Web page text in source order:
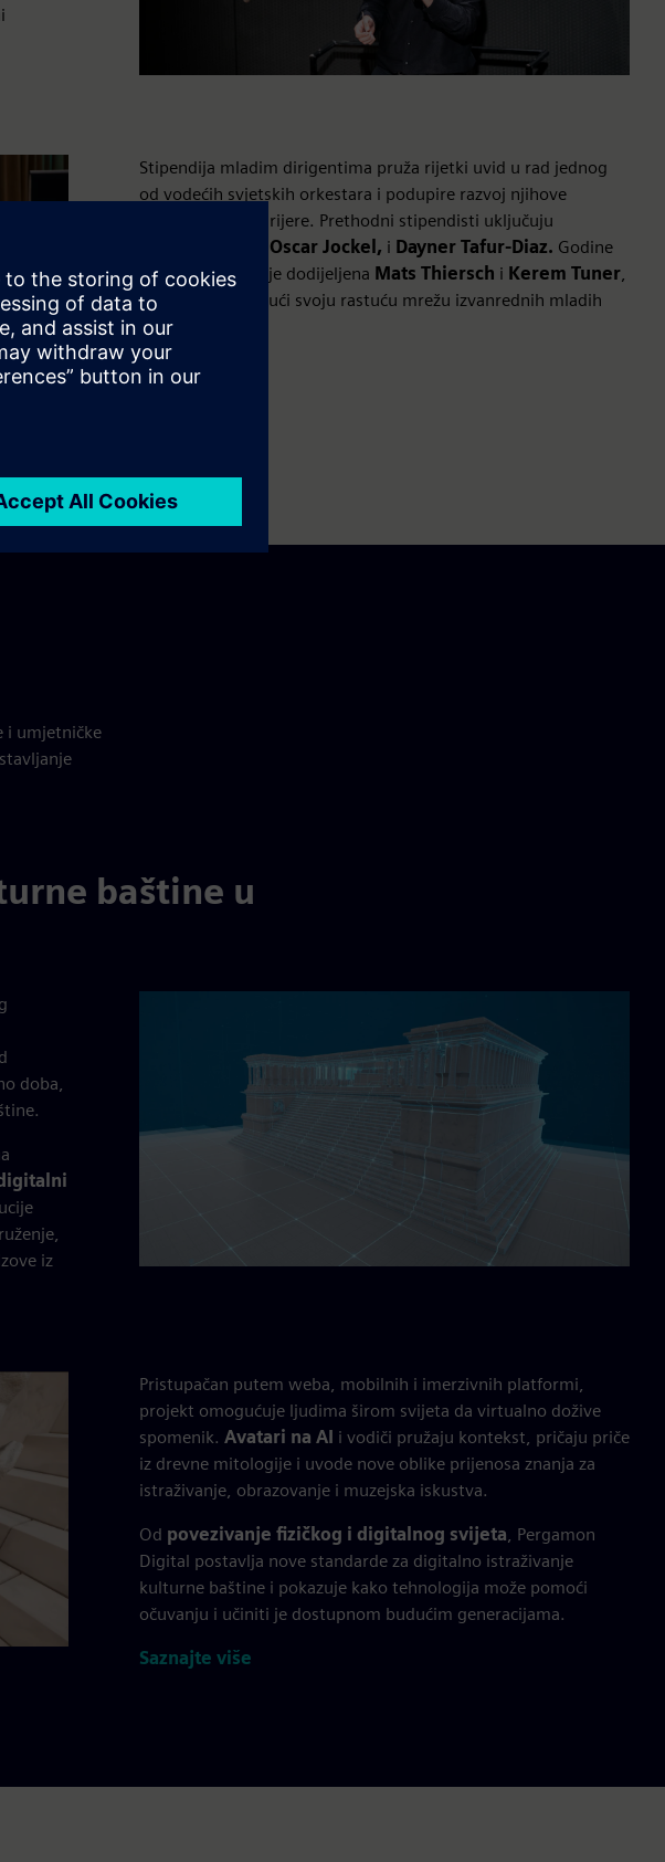
Stipendija mladim dirigentima pruža rijetki uvid u rad jednog
od vodećih svjetskih orkestara i podupire razvoj njihove
međunarodne karijere. Prethodni stipendisti uključuju
Christian Blex, Oscar Jockel, i Dayner Tafur-Diaz. Godine
2026. stipendija je dodijeljena Mats Thiersch i Kerem Tuner
dodatno proširujući svoju rastuću mrežu izvanrednih mladih
dirigenta.
Saznajte više
i umjetničke
baštine u
doba,
iz
Pristupačan putem weba, mobilnih i imerzivnih platformi,
projekt omogućuje ljudima širom svijeta da virtualno dožive
spomenik. Avatari na AI i vodiči pružaju kontekst, pričaju priče
iz drevne mitologije i uvode nove oblike prijenosa znanja za
istraživanje, obrazovanje i muzejska iskustva.
Od povezivanje fizičkog i digitalnog svijeta , Pergamon
Digital postavlja nove standarde za digitalno istraživanje
kulturne baštine i pokazuje kako tehnologija može pomoći
očuvanju i učiniti je dostupnom budućim generacijama.
Saznajte više